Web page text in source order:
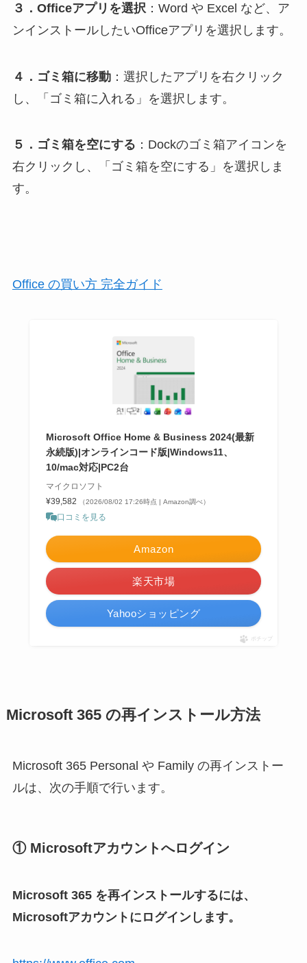
３．Officeアプリを選択 ：Word や Excel など、ア
ンインストールしたいOfficeアプリを選択します。
４．ゴミ箱に移動：選択したアプリを右クリック
し、「ゴミ箱に入れる」を選択します。
５．ゴミ箱を空にする ：Dockのゴミ箱アイコンを
右クリックし、「ゴミ箱を空にする」を選択しま
す。
Office の買い方 完全ガイド
Microsoft Office Home & Business 2024(最新
永続版)|オンラインコード版|Windows11、
10/mac対応|PC2台
マイクロソフト
¥39,582
（2026/08/02 17:26時点 | Amazon調べ）
口コミを見る
Amazon
楽天市場
Yahooショッピング
ポチップ
Microsoft 365 の再インストール方法
Microsoft 365 Personal や Family の再インストー
ルは、次の手順で行います。
① Microsoftアカウントへログイン
Microsoft 365 を再インストールするには、
Microsoftアカウントにログインします。